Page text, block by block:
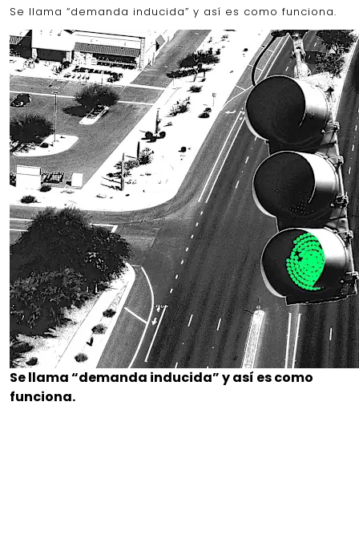
Se llama “demanda inducida” y así es como funciona.
Se llama “demanda inducida” y así es como
funciona.